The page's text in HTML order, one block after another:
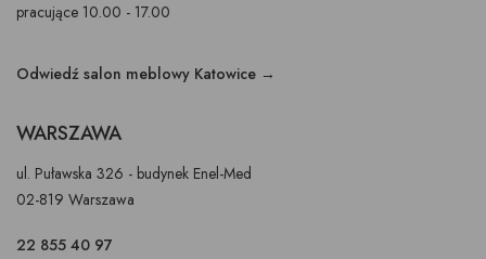
pracujące 10.00 - 17.00
Odwiedź salon meblowy Katowice →
WARSZAWA
ul. Puławska 326 - budynek Enel-Med
02-819 Warszawa
22 855 40 97